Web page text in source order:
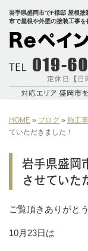
岩手県盛岡市でF様邸 屋根塗
市で屋根や外壁の塗装工事を
HOME » ブログ » 施工
ていただきました！
岩手県盛岡
させていた
ご覧頂きありがと
10月23日は